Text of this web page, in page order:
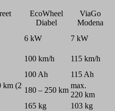
EcoWheel
Diabel
ViaGo
Modena
6 kW
7 kW
100 km/h
115 km/h
100 Ah
115 Ah
km (2
180 – 250 km
max.
220 km
165 kg
103 kg